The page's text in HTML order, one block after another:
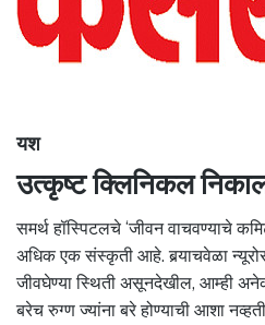
यश
उत्कृष्ट क्लिनिकल
समर्थ हॉस्पिटलचे ‘जीवन वाचवण्याचे
अधिक एक संस्कृती आहे. बर्‍याचवेळा
जीवघेण्या स्थिती असूनदेखील, आम्ही
बरेच रुग्ण ज्यांना बरे होण्याची आशा